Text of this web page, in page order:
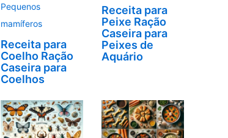
Pequenos
mamíferos
Receita para
Coelho Ração
Caseira para
Coelhos
Receita para
Peixe Ração
Caseira para
Peixes de
Aquário